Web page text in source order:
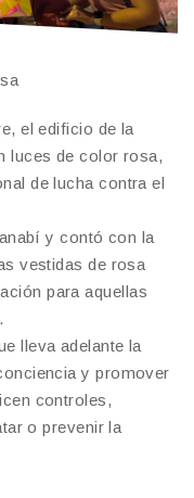
el edificio de la
luces de color rosa,
de lucha contra el
y contó con la
vestidas de rosa
para aquellas
lleva adelante la
y promover
controles,
o prevenir la